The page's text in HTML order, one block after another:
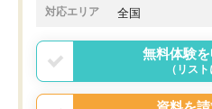
対応エリア 全国
無料体験
（リス